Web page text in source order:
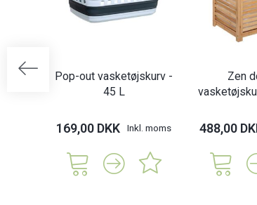
Pop-out vasketøjskurv -
45 L
169,00 DKK Inkl. moms
Zen
488,00